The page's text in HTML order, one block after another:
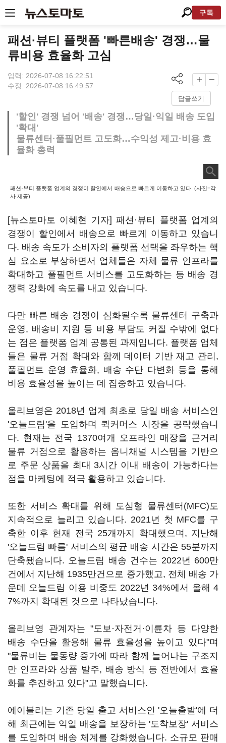
구독
패션·뷰티 플랫폼 '빠른배송' 경쟁…물
류비용 효율화 고심
입력: 2026-07-08 16:22:51
수정: 2026-07-08 16:49:57
답글쓰기
'할인' 경쟁 넘어 '배송' 경쟁…당일·익일 배송 도입
'확대'
물류센터·풀필먼트 고도화…수익성 제고·비용 효
율화 총력
패션·뷰티 플랫폼 업계의 경쟁이 할인에서 배송으로 빠르게 이동하고 있다. (사진=각
사 제공)
[뉴스토마토 이혜현 기자] 패션·뷰티 플랫폼 업계의
경쟁이 할인에서 배송으로 빠르게 이동하고 있습니
다. 배송 속도가 소비자의 플랫폼 선택을 좌우하는 핵
심 요소로 부상하면서 업체들은 자체 물류 인프라를
확대하고 풀필먼트 서비스를 고도화하는 등 배송 경
쟁력 강화에 속도를 내고 있습니다.
다만 빠른 배송 경쟁이 심화될수록 물류센터 구축과
운영, 배송비 지원 등 비용 부담도 커질 수밖에 없다
는 점은 플랫폼 업계 공통된 과제입니다. 플랫폼 업체
들은 물류 거점 확대와 함께 데이터 기반 재고 관리,
풀필먼트 운영 효율화, 배송 수단 다변화 등을 통해
비용 효율성을 높이는 데 집중하고 있습니다.
올리브영은 2018년 업계 최초로 당일 배송 서비스인
'오늘드림'을 도입하며 퀵커머스 시장을 공략했습니
다. 현재는 전국 1370여개 오프라인 매장을 근거리
물류 거점으로 활용하는 옴니채널 시스템을 기반으
로 주문 상품을 최대 3시간 이내 배송이 가능하다는
점을 마케팅에 적극 활용하고 있습니다.
또한 서비스 확대를 위해 도심형 물류센터(MFC)도
지속적으로 늘리고 있습니다. 2021년 첫 MFC를 구
축한 이후 현재 전국 25개까지 확대했으며, 지난해
'오늘드림 빠름' 서비스의 평균 배송 시간은 55분까지
단축됐습니다. 오늘드림 배송 건수는 2022년 600만
건에서 지난해 1935만건으로 증가했고, 전체 배송 가
운데 오늘드림 이용 비중도 2022년 34%에서 올해 4
7%까지 확대된 것으로 나타났습니다.
올리브영 관계자는 "도보·자전거·이륜차 등 다양한
배송 수단을 활용해 물류 효율성을 높이고 있다"며
"물류비는 물동량 증가에 따라 함께 늘어나는 구조지
만 인프라와 상품 발주, 배송 방식 등 전반에서 효율
화를 추진하고 있다"고 말했습니다.
에이블리는 기존 당일 출고 서비스인 '오늘출발'에 더
해 최근에는 익일 배송을 보장하는 '도착보장' 서비스
를 도입하며 배송 체계를 강화했습니다. 소규모 판매